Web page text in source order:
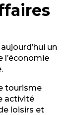
un
l’économie
tourisme
activité
loisirs et